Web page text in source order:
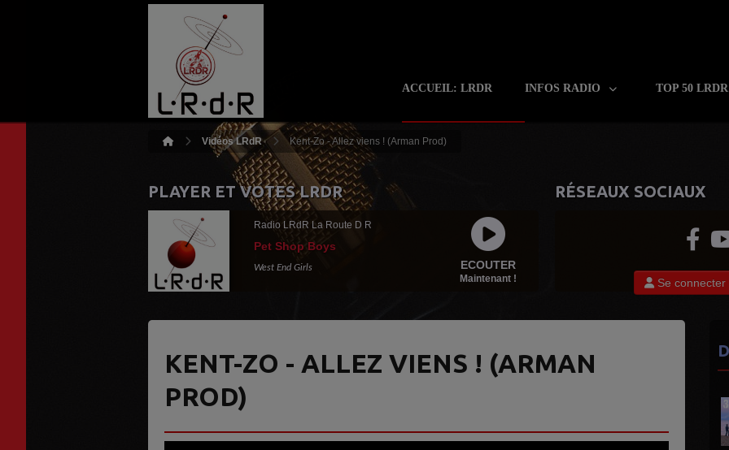
ACCUEIL: LRDR INFOS RADIO TOP 50 LRDR
Vidéos LRdR Kent-Zo - Allez viens ! (Arman Prod)
PLAYER ET VOTES LRDR
ECOUTER
Maintenant !
Radio LRdR La Route D R
Pet Shop Boys
West End Girls
RÉSEAUX SOCIAUX
Se connecter
KENT-ZO - ALLEZ VIENS ! (ARMAN
PROD)